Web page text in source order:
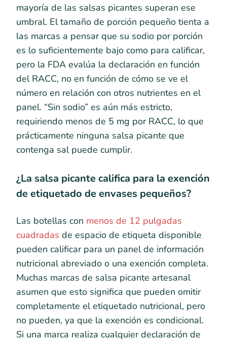
mayoría de las salsas picantes superan ese
umbral. El tamaño de porción pequeño tienta a
las marcas a pensar que su sodio por porción
es lo suficientemente bajo como para calificar,
pero la FDA evalúa la declaración en función
del RACC, no en función de cómo se ve el
número en relación con otros nutrientes en el
panel. “Sin sodio” es aún más estricto,
requiriendo menos de 5 mg por RACC, lo que
prácticamente ninguna salsa picante que
contenga sal puede cumplir.
¿La salsa picante califica para la exención
de etiquetado de envases pequeños?
Las botellas con menos de 12 pulgadas
cuadradas de espacio de etiqueta disponible
pueden calificar para un panel de información
nutricional abreviado o una exención completa.
Muchas marcas de salsa picante artesanal
asumen que esto significa que pueden omitir
completamente el etiquetado nutricional, pero
no pueden, ya que la exención es condicional.
Si una marca realiza cualquier declaración de